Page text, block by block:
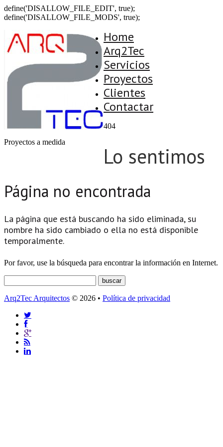
define('DISALLOW_FILE_EDIT', true);
define('DISALLOW_FILE_MODS', true);
Proyectos a medida
Home
Arq2Tec
Servicios
Proyectos
Clientes
Contactar
404
Lo sentimos
Página no encontrada
La página que está buscando ha sido eliminada, su
nombre ha sido cambiado o ella no está disponible
temporalmente.
Por favor, use la búsqueda para encontrar la información en Internet.
Arq2Tec Arquitectos © 2026 • Política de privacidad